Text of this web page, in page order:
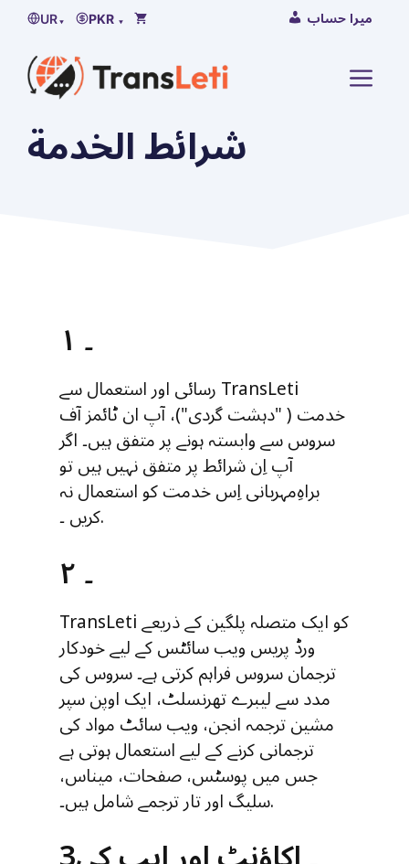
مواد
تلاش
UR▾ PKR ▾ میرا حساب
شرائط الخدمة
۱ ۔
رسائی اور استعمال سے TransLeti
خدمت ( "دہشت گردی")، آپ ان ٹائمز آف
سروس سے وابستہ ہونے پر متفق ہیں۔ اگر
آپ اِن شرائط پر متفق نہیں ہیں تو
براہِ‌مہربانی اِس خدمت کو استعمال نہ
کریں ۔.
۲ ۔
TransLeti کو ایک متصلہ پلگین کے ذریعے
ورڈ پریس ویب سائٹس کے لیے خودکار
ترجمان سروس فراہم کرتی ہے۔ سروس کی
مدد سے لیبرے تھرنسلٹ، ایک اوپن سپر
مشین ترجمہ انجن، ویب سائٹ مواد کی
ترجمانی کرنے کے لیے استعمال ہوتی ہے
جس میں پوسٹس، صفحات، میناس،
سلیگ اور تار ترجمے شامل ہیں۔.